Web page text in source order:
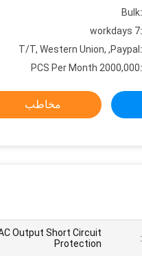
Bulk
7 workdays
T/T, Western Union, ,Paypal
2000,000 PCS Per Month
مخاطب
Output Short Circuit
Protection